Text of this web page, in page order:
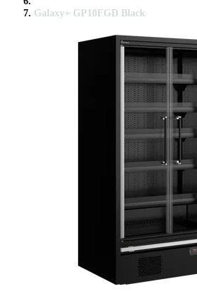
Galaxy+ GP10FGD Black